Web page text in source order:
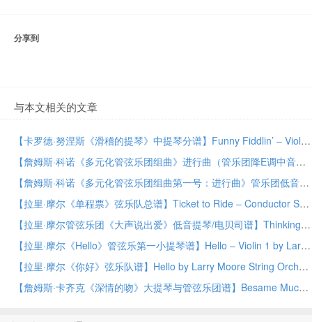
分享到
与本文相关的文章
【卡罗德·努涅斯《滑稽的提琴》中提琴分谱】Funny Fiddlin’ – Viola by Carold Nuñez Orchestra PDF乐谱下载
【詹姆斯·科诺《多元化管弦乐团组曲》进行曲（管乐团降E调中音萨克斯2）】March from Suite for Variety Orchestra, No. 1 – Eb Alto Saxophone 2 by James Curnow Concert Band PDF乐谱下载
【詹姆斯·科诺《多元化管弦乐团组曲第一号：进行曲》管乐团低音提琴谱】March from Suite for Variety Orchestra, No. 1 – String Bass by James Curnow Concert Band PDF乐谱下载
【拉里·摩尔《单程票》弦乐队总谱】Ticket to Ride – Conductor Score (Full Score) by Larry Moore String Orchestra PDF乐谱下载
【拉里·摩尔管弦乐团《大声说出爱》低音提琴/电贝司谱】Thinking Out Loud – String Bass/Electric Bass by Larry Moore Orchestra PDF乐谱下载
【拉里·摩尔《Hello》管弦乐第一小提琴谱】Hello – Violin 1 by Larry Moore Orchestra PDF乐谱下载
【拉里·摩尔《你好》弦乐队谱】Hello by Larry Moore String Orchestra PDF乐谱下载
【詹姆斯·卡齐克《深情的吻》大提琴与管弦乐团谱】Besame Mucho – Cello by James Kazik Orchestra PDF乐谱下载